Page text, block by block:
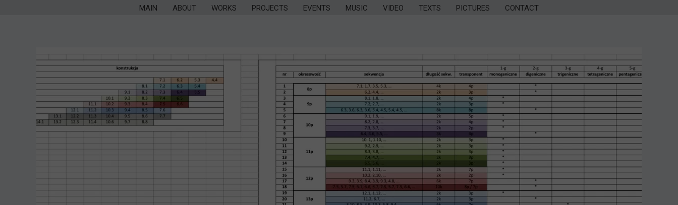
MAIN ABOUT WORKS
VIEW / ORDER
PROJECTS EVENTS MUSIC VIDEO TEXTS PICTURES CONTACT